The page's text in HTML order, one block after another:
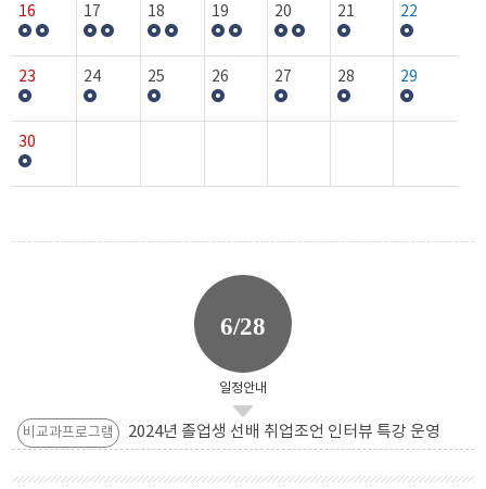
16 17 18 19 20 21 22
23 24 25 26 27 28 29
30
6/28
일정안내
비교과프로그램 2024년 졸업생 선배 취업조언 인터뷰 특강 운영